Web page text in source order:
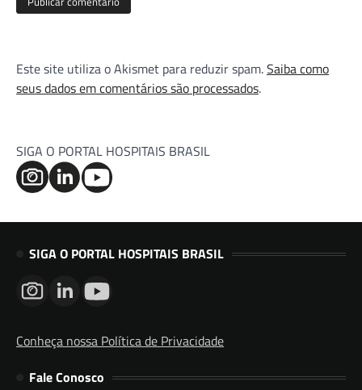
Este site utiliza o Akismet para reduzir spam.Saiba como
seus dados em comentários são processados.
SIGA O PORTAL HOSPITAIS BRASIL
SIGA O PORTAL HOSPITAIS BRASIL
Conheça nossa Política de Privacidade
Fale Conosco